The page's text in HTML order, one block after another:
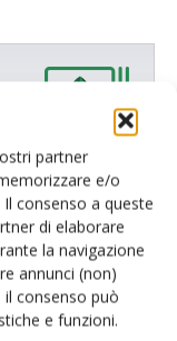
partner
e/o
consenso a queste
di elaborare
la navigazione
annunci (non)
consenso può
e funzioni.